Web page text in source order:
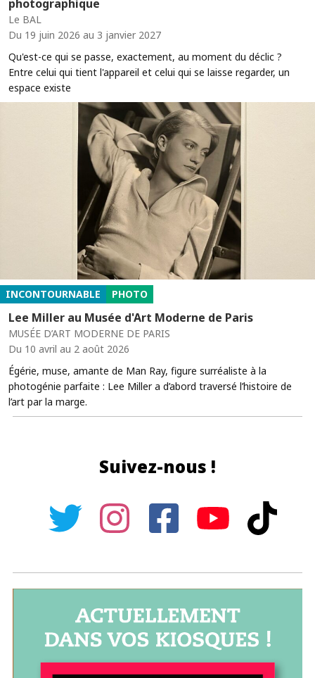
photographique
Le BAL
Du 19 juin 2026 au 3 janvier 2027
Qu'est-ce qui se passe, exactement, au moment du déclic ?
Entre celui qui tient l'appareil et celui qui se laisse regarder, un
espace existe
INCONTOURNABLE PHOTO
Lee Miller au Musée d'Art Moderne de Paris
MUSÉE D’ART MODERNE DE PARIS
Du 10 avril au 2 août 2026
Égérie, muse, amante de Man Ray, figure surréaliste à la
photogénie parfaite : Lee Miller a d’abord traversé l’histoire de
l’art par la marge.
Suivez-nous !